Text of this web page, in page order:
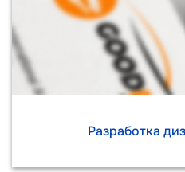
Разработка